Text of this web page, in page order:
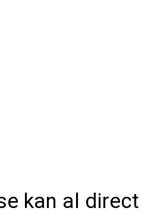
kan al direct